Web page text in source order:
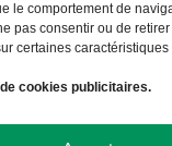
le comportement de
pas consentir ou de
certaines caractéristiques
cookies publicitaires.
108 avenue Victor Hugo
09 72 57 35 57